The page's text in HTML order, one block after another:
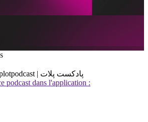
farsiplotpodcast | پادکست پلات
podcast dans l'application :